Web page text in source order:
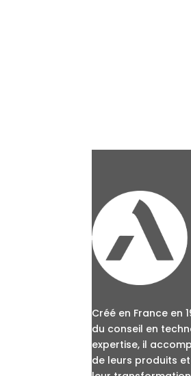
Créé en France en
du conseil en
expertise, il
de leurs produits